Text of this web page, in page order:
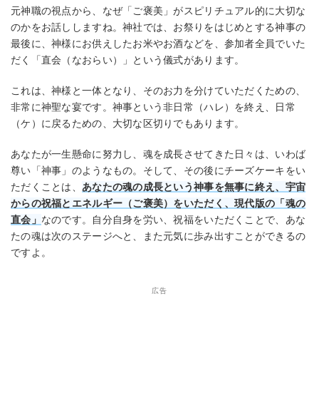
元神職の視点から、なぜ「ご褒美」がスピリチュアル的に大切な
のかをお話ししますね。神社では、お祭りをはじめとする神事の
最後に、神様にお供えしたお米やお酒などを、参加者全員でいた
だく「直会（なおらい）」という儀式があります。
これは、神様と一体となり、そのお力を分けていただくための、
非常に神聖な宴です。神事という非日常（ハレ）を終え、日常
（ケ）に戻るための、大切な区切りでもあります。
あなたが一生懸命に努力し、魂を成長させてきた日々は、いわば
尊い「神事」のようなもの。そして、その後にチーズケーキをい
ただくことは、 あなたの魂の成長という神事を無事に終え、宇宙
からの祝福とエネルギー（ご褒美）をいただく、現代版の「魂の
直会」 なのです。自分自身を労い、祝福をいただくことで、あな
たの魂は次のステージへと、また元気に歩み出すことができるの
ですよ。
広告